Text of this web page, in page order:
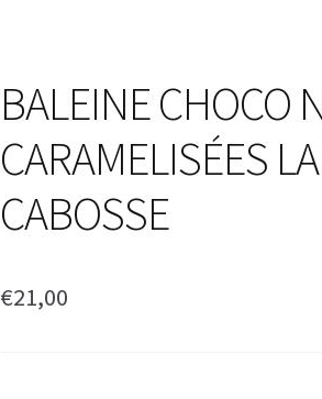
BALEINE CHOCO
CARAMELISÉES
CABOSSE
€21,00